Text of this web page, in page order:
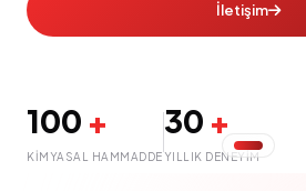
İletişim
100 +
KIMYASAL HAMMADDE
30 +
YILLIK DENEYIM